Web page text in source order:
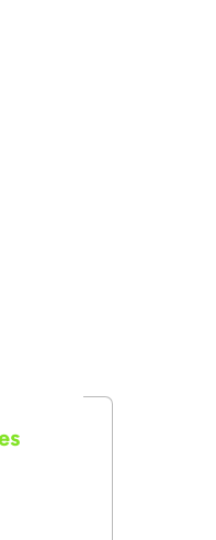
Buscan la
pareja. Pero debido
de su pareja,
y admitir cuándo